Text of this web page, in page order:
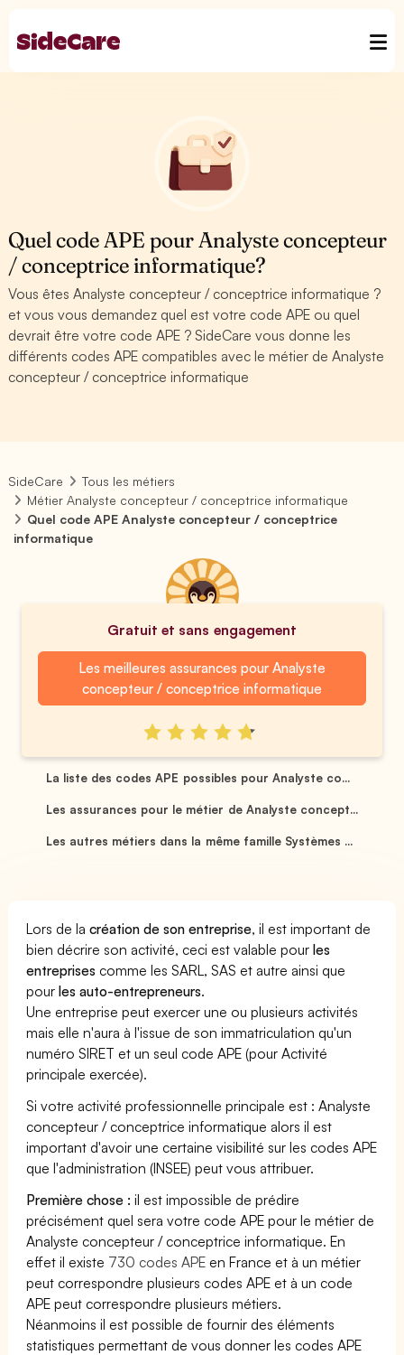
Quel code APE pour Analyste concepteur
/ conceptrice informatique?
Vous êtes Analyste concepteur / conceptrice informatique ?
et vous vous demandez quel est votre code APE ou quel
devrait être votre code APE ? SideCare vous donne les
différents codes APE compatibles avec le métier de Analyste
concepteur / conceptrice informatique
SideCare
Tous les métiers
Métier Analyste concepteur / conceptrice informatique
Quel code APE Analyste concepteur / conceptrice
informatique
Gratuit et sans engagement
Les meilleures assurances pour Analyste
concepteur / conceptrice informatique
La liste des codes APE possibles pour Analyste co...
Les assurances pour le métier de Analyste concept...
Les autres métiers dans la même famille Systèmes ...
Lors de lacréation de son entreprise, il est important de
bien décrire son activité, ceci est valable pourles
entreprises comme les SARL, SAS et autre ainsi que
pourles auto-entrepreneurs.
Une entreprise peut exercer une ou plusieurs activités
mais elle n'aura à l'issue de son immatriculation qu'un
numéro SIRET et un seul code APE (pour Activité
principale exercée).
Si votre activité professionnelle principale est : Analyste
concepteur / conceptrice informatique alors il est
important d'avoir une certaine visibilité sur les codes APE
que l'administration (INSEE) peut vous attribuer.
Première chose : il est impossible de prédire
précisément quel sera votre code APE pour le métier de
Analyste concepteur / conceptrice informatique. En
effet il existe 730 codes APE en France et à un métier
peut correspondre plusieurs codes APE et à un code
APE peut correspondre plusieurs métiers.
Néanmoins il est possible de fournir des éléments
statistiques permettant de vous donner les codes APE